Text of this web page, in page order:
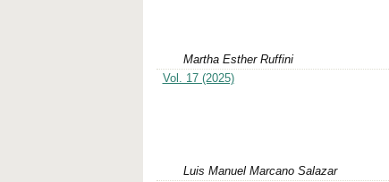
Martha Esther Ruffini
Vol. 17 (2025)
Luis Manuel Marcano Salazar